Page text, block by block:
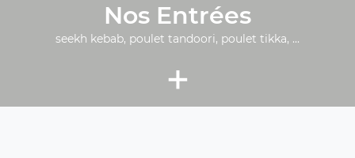
Nos Entrées
seekh kebab, poulet tandoori, poulet tikka, ...
+